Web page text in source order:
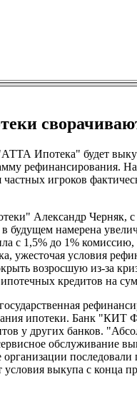
Ипотека" будет
рефинансирования.
игроков
Александр Черняк,
будущем намерена
с 1,5% до 1%
ужесточая условия
возросшую из-за
кредитов на
ипотеки. Банк "КИТ
у других банков.
обслуживание
выкупа с конца